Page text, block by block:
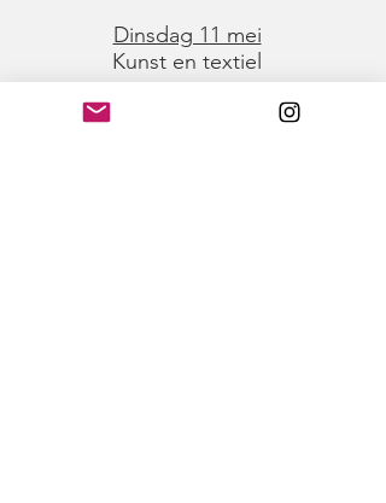
Dinsdag 11 mei
Kunst en textiel
Een steen van vilt